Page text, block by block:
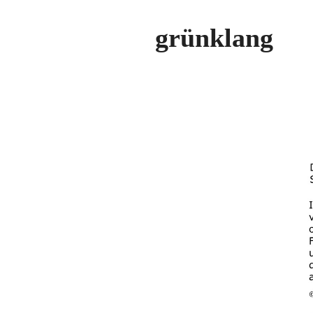
grünklang